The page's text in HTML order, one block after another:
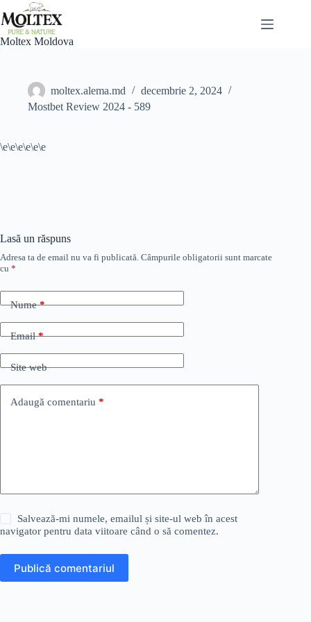
la
conținut
Moltex Moldova
moltex.alema.md
decembrie 2, 2024
Mostbet Review 2024 - 589
\e\e\e\e\e\e
Lasă un răspuns
Adresa ta de email nu va fi publicată. Câmpurile obligatorii sunt marcate
cu *
Nume*
Email*
Site web
Adaugă comentariu *
Salvează-mi numele, emailul și site-ul web în acest
navigator pentru data viitoare când o să comentez.
Publică comentariul